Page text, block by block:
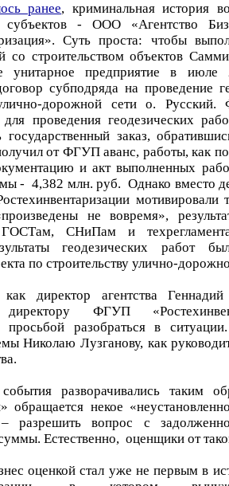
ранее, криминальная история
субъектов - ООО «Агентство
Суть проста: чтобы
со строительством объектов
унитарное предприятие в
субподряда на проведение
улично-дорожной сети о.
проведения геодезических
заказ,
от ФГУП аванс, работы, как
и акт выполненных
- 4,382 млн. руб. Однако вместо
мотивировали
не вовремя»,
ГОСТам, СНиПам и
геодезических работ
по строительству улично-
директор агентства
директору ФГУП
разобраться в
Николаю Лузганову, как
разворачивались таким
обращается некое
разрешить вопрос с
Естественно, оценщики от
оценкой стал уже не первым в